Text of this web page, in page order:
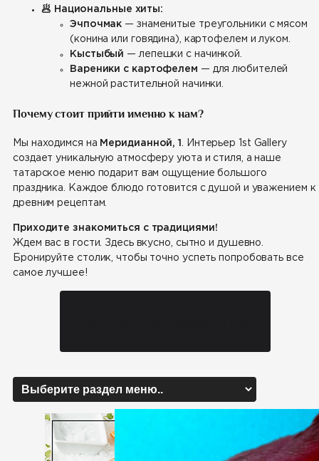
🥟 Национальные хиты:
Эчпочмак — знаменитые треугольники с мясом
(конина или говядина), картофелем и луком.
Кыстыбый
— лепешки с начинкой.
Вареники с картофелем — для любителей
нежной растительной начинки.
Почему стоит прийти именно к нам?
Мы находимся на Меридианной, 1
. Интерьер 1st Gallery
создает уникальную атмосферу уюта и стиля, а наше
татарское меню подарит вам ощущение большого
праздника. Каждое блюдо готовится с душой и уважением к
древним рецептам.
Приходите знакомиться с традициями!
Ждем вас в гости. Здесь вкусно, сытно и душевно.
Бронируйте столик, чтобы точно успеть попробовать все
самое лучшее!